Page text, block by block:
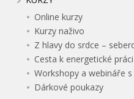
Online kurzy
Kurzy naživo
Z hlavy do srdce –
Cesta k energetické práci
Workshopy a webináře
Dárkové poukazy